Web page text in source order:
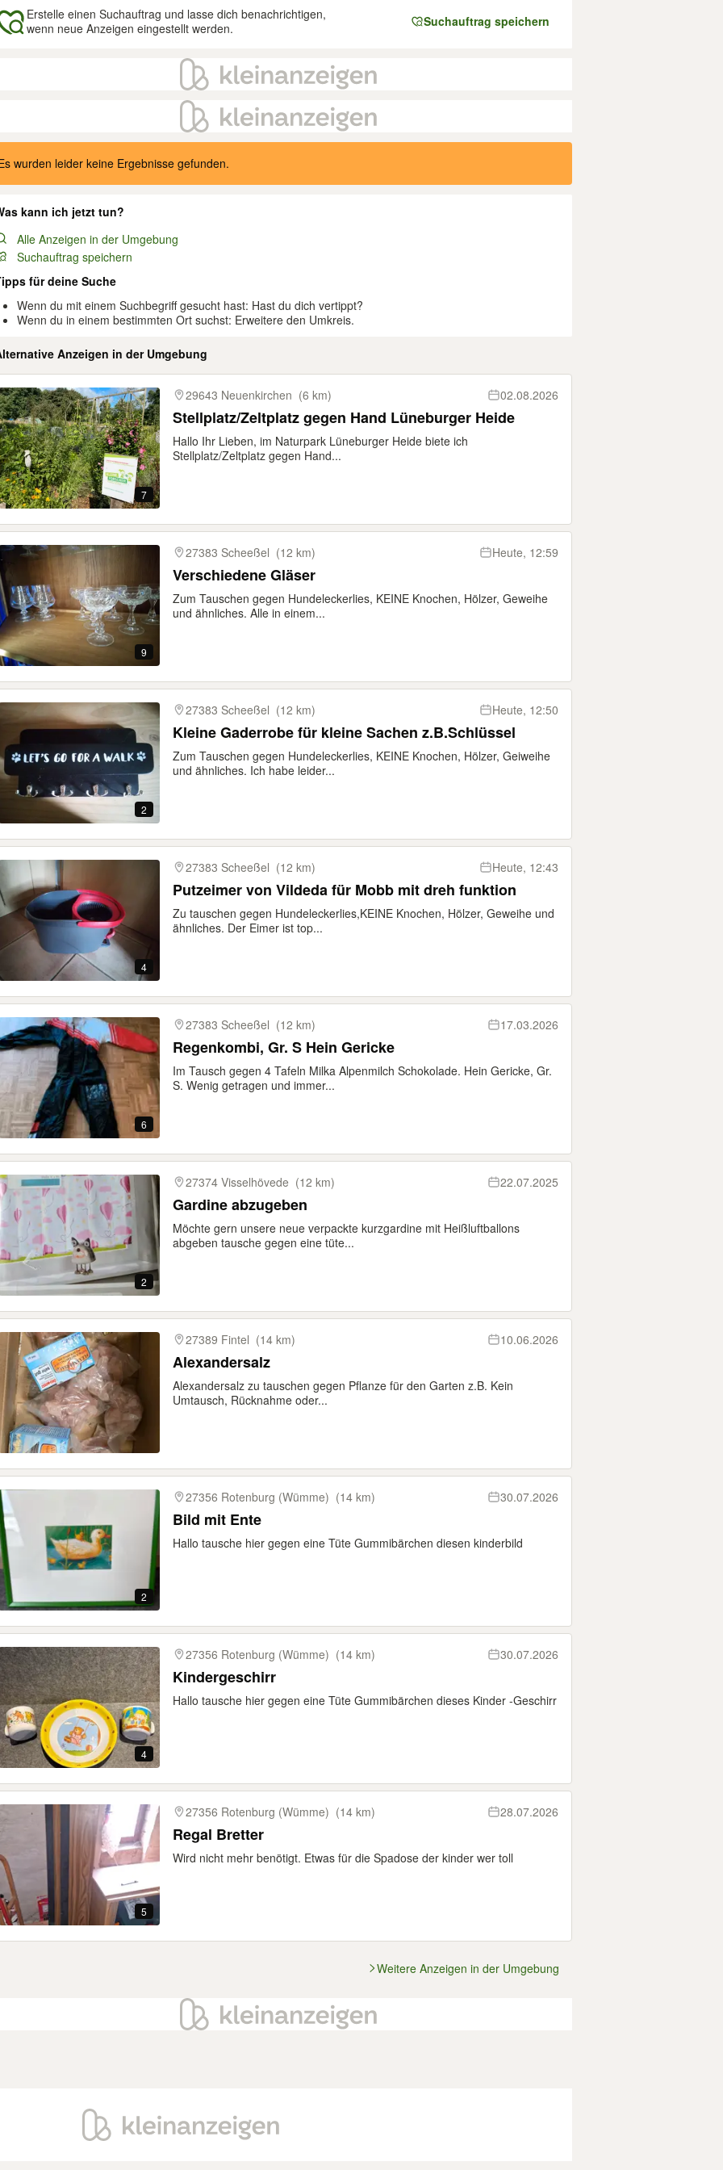
Erstelle einen Suchauftrag und lasse dich benachrichtigen,
wenn neue Anzeigen eingestellt werden.
Suchauftrag speichern
wurden leider keine Ergebnisse gefunden.
kann ich jetzt tun?
Alle Anzeigen in der Umgebung
Suchauftrag speichern
für deine Suche
Wenn du mit einem Suchbegriff gesucht hast: Hast du dich vertippt?
Wenn du in einem bestimmten Ort suchst: Erweitere den Umkreis.
Anzeigen in der Umgebung
7
29643 Neuenkirchen (6 km) 02.08.2026
Stellplatz/Zeltplatz gegen Hand Lüneburger Heide
Hallo Ihr Lieben, im Naturpark Lüneburger Heide biete ich
Stellplatz/Zeltplatz gegen Hand...
9
27383 Scheeßel (12 km) Heute, 12:59
Verschiedene Gläser
Zum Tauschen gegen Hundeleckerlies, KEINE Knochen, Hölzer, Geweihe
und ähnliches. Alle in einem...
2
27383 Scheeßel (12 km) Heute, 12:50
Kleine Gaderrobe für kleine Sachen z.B.Schlüssel
Zum Tauschen gegen Hundeleckerlies, KEINE Knochen, Hölzer, Geiweihe
und ähnliches. Ich habe leider...
4
27383 Scheeßel (12 km) Heute, 12:43
Putzeimer von Vildeda für Mobb mit dreh funktion
Zu tauschen gegen Hundeleckerlies,KEINE Knochen, Hölzer, Geweihe und
ähnliches. Der Eimer ist top...
6
27383 Scheeßel (12 km) 17.03.2026
Regenkombi, Gr. S Hein Gericke
Im Tausch gegen 4 Tafeln Milka Alpenmilch Schokolade. Hein Gericke, Gr.
S. Wenig getragen und immer...
2
27374 Visselhövede (12 km) 22.07.2025
Gardine abzugeben
Möchte gern unsere neue verpackte kurzgardine mit Heißluftballons
abgeben tausche gegen eine tüte...
27389 Fintel (14 km) 10.06.2026
Alexandersalz
Alexandersalz zu tauschen gegen Pflanze für den Garten z.B. Kein
Umtausch, Rücknahme oder...
2
27356 Rotenburg (Wümme) (14 km) 30.07.2026
Bild mit Ente
Hallo tausche hier gegen eine Tüte Gummibärchen diesen kinderbild
4
27356 Rotenburg (Wümme) (14 km) 30.07.2026
Kindergeschirr
Hallo tausche hier gegen eine Tüte Gummibärchen dieses Kinder -Geschirr
5
27356 Rotenburg (Wümme) (14 km) 28.07.2026
Regal Bretter
Wird nicht mehr benötigt. Etwas für die Spadose der kinder wer toll
Weitere Anzeigen in der Umgebung